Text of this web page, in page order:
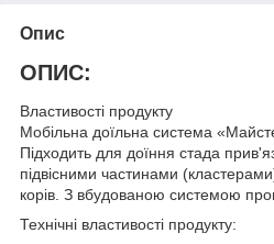
Опис
ОПИС:
Властивості продукту
Мобільна доїльна система
Підходить для доїння стада
підвісними частинами
корів. З вбудованою системою
Технічні властивості продукту: